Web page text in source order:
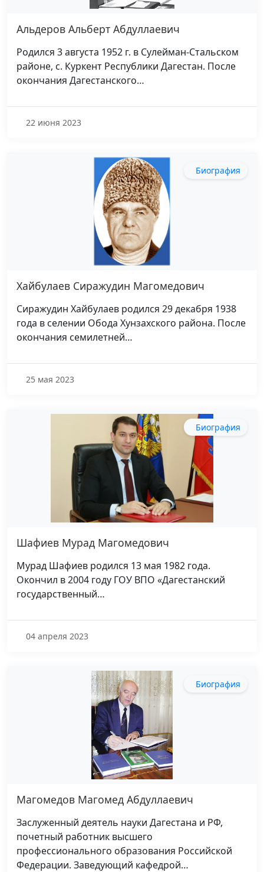
Альдеров Альберт Абдуллаевич
Родился 3 августа 1952 г. в Сулейман-Стальском
районе, с. Куркент Республики Дагестан. После
окончания Дагестанского…
22 июня 2023
Биография
Хайбулаев Сиражудин Магомедович
Сиражудин Хайбулаев родился 29 декабря 1938
года в селении Обода Хунзахского района. После
окончания семилетней…
25 мая 2023
Биография
Шафиев Мурад Магомедович
Мурад Шафиев родился 13 мая 1982 года.
Окончил в 2004 году ГОУ ВПО «Дагестанский
государственный…
04 апреля 2023
Биография
Магомедов Магомед Абдуллаевич
Заслуженный деятель науки Дагестана и РФ,
почетный работник высшего
профессионального образования Российской
Федерации. Заведующий кафедрой…